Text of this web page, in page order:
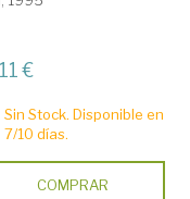
€
Sin Stock. Disponible en
7/10 días.
COMPRAR